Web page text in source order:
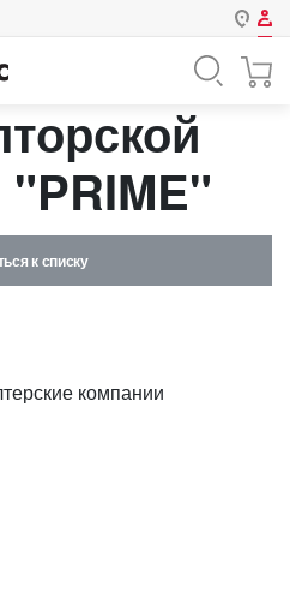
Казахстан
Зарегистрироваться
пароль?
к списку
компании